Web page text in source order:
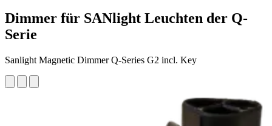
Dimmer für SANlight Leuchten der Q-
Serie
Sanlight Magnetic Dimmer Q-Series G2 incl. Key